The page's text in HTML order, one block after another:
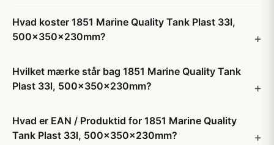
Hvad koster 1851 Marine Quality Tank Plast 33l,
500x350x230mm?
Hvilket mærke står bag 1851 Marine Quality Tank
Plast 33l, 500x350x230mm?
Hvad er EAN / Produktid for 1851 Marine Quality
Tank Plast 33l, 500x350x230mm?